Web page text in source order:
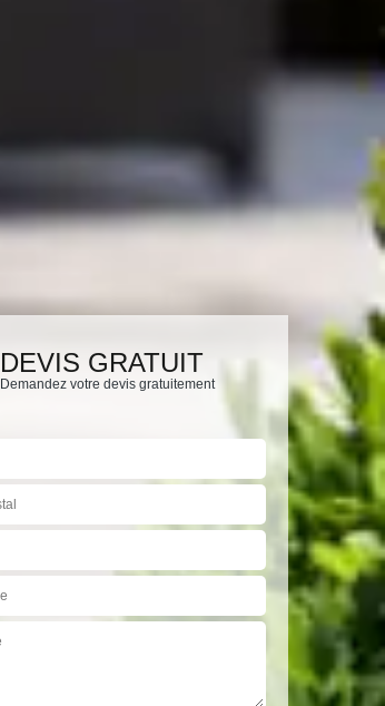
DEVIS GRATUIT
Demandez votre devis gratuitement